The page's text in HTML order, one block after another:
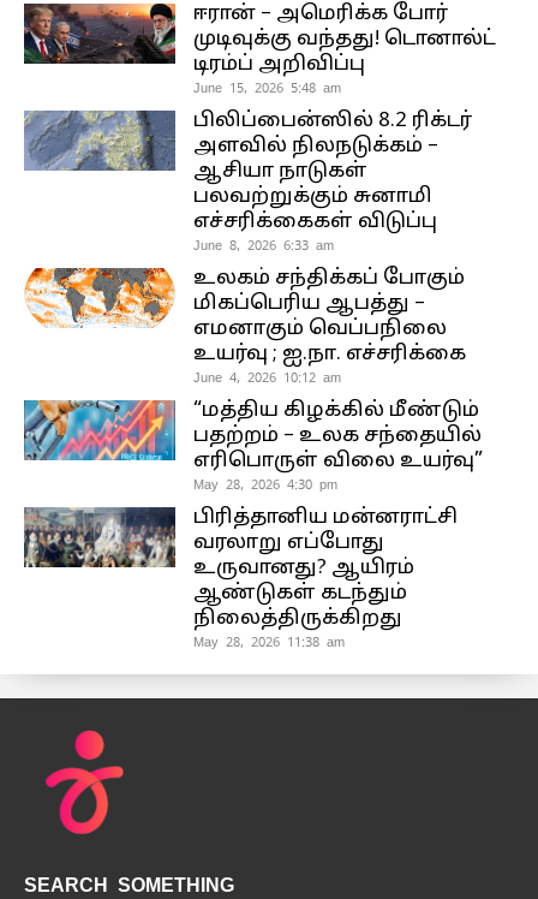
ஈரான் – அமெரிக்க போர்
முடிவுக்கு வந்தது! டொனால்ட்
டிரம்ப் அறிவிப்பு
June 15, 2026 5:48 am
பிலிப்பைன்ஸில் 8.2 ரிக்டர்
அளவில் நிலநடுக்கம் –
ஆசியா நாடுகள்
பலவற்றுக்கும் சுனாமி
எச்சரிக்கைகள் விடுப்பு
June 8, 2026 6:33 am
உலகம் சந்திக்கப் போகும்
மிகப்பெரிய ஆபத்து –
எமனாகும் வெப்பநிலை
உயர்வு ; ஐ.நா. எச்சரிக்கை
June 4, 2026 10:12 am
“மத்திய கிழக்கில் மீண்டும்
பதற்றம் – உலக சந்தையில்
எரிபொருள் விலை உயர்வு”
May 28, 2026 4:30 pm
பிரித்தானிய மன்னராட்சி
வரலாறு எப்போது
உருவானது? ஆயிரம்
ஆண்டுகள் கடந்தும்
நிலைத்திருக்கிறது
May 28, 2026 11:38 am
SEARCH SOMETHING